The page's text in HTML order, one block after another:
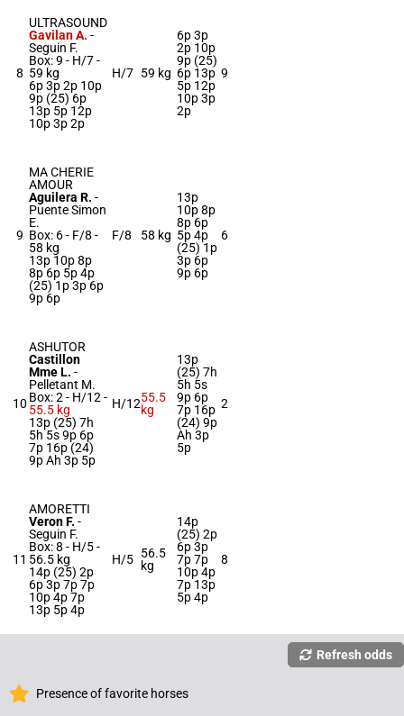
8
ULTRASOUND
Gavilan A. -
Seguin F.
Box: 9 - H/7 -
59 kg
6p 3p 2p 10p
9p (25) 6p
13p 5p 12p
10p 3p 2p
H/7 59 kg
6p 3p
2p 10p
9p (25)
6p 13p
5p 12p
10p 3p
2p
9
9
MA CHERIE
AMOUR
Aguilera R. -
Puente Simon
E.
Box: 6 - F/8 -
58 kg
13p 10p 8p
8p 6p 5p 4p
(25) 1p 3p 6p
9p 6p
F/8 58 kg
13p
10p 8p
8p 6p
5p 4p
(25) 1p
3p 6p
9p 6p
6
10
ASHUTOR
Castillon
Mme L. -
Pelletant M.
Box: 2 - H/12 -
55.5 kg
13p (25) 7h
5h 5s 9p 6p
7p 16p (24)
9p Ah 3p 5p
H/1255.5
kg
13p
(25) 7h
5h 5s
9p 6p
7p 16p
(24) 9p
Ah 3p
5p
2
11
AMORETTI
Veron F. -
Seguin F.
Box: 8 - H/5 -
56.5 kg
14p (25) 2p
6p 3p 7p 7p
10p 4p 7p
13p 5p 4p
H/5 56.5
kg
14p
(25) 2p
6p 3p
7p 7p
10p 4p
7p 13p
5p 4p
8
Refresh odds
Presence of favorite horses